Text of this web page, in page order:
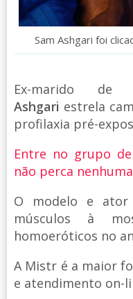
Sam Ashgari foi
Ex-marido de
Ashgari estrela
profilaxia pré-
Entre no grupo
não perca
O modelo e ator
músculos à
homoeróticos no
A Mistr é a maior
e atendimento on-